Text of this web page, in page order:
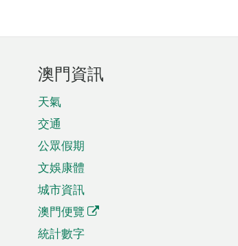
澳門資訊
天氣
交通
公眾假期
文娛康體
城市資訊
澳門便覽
統計數字